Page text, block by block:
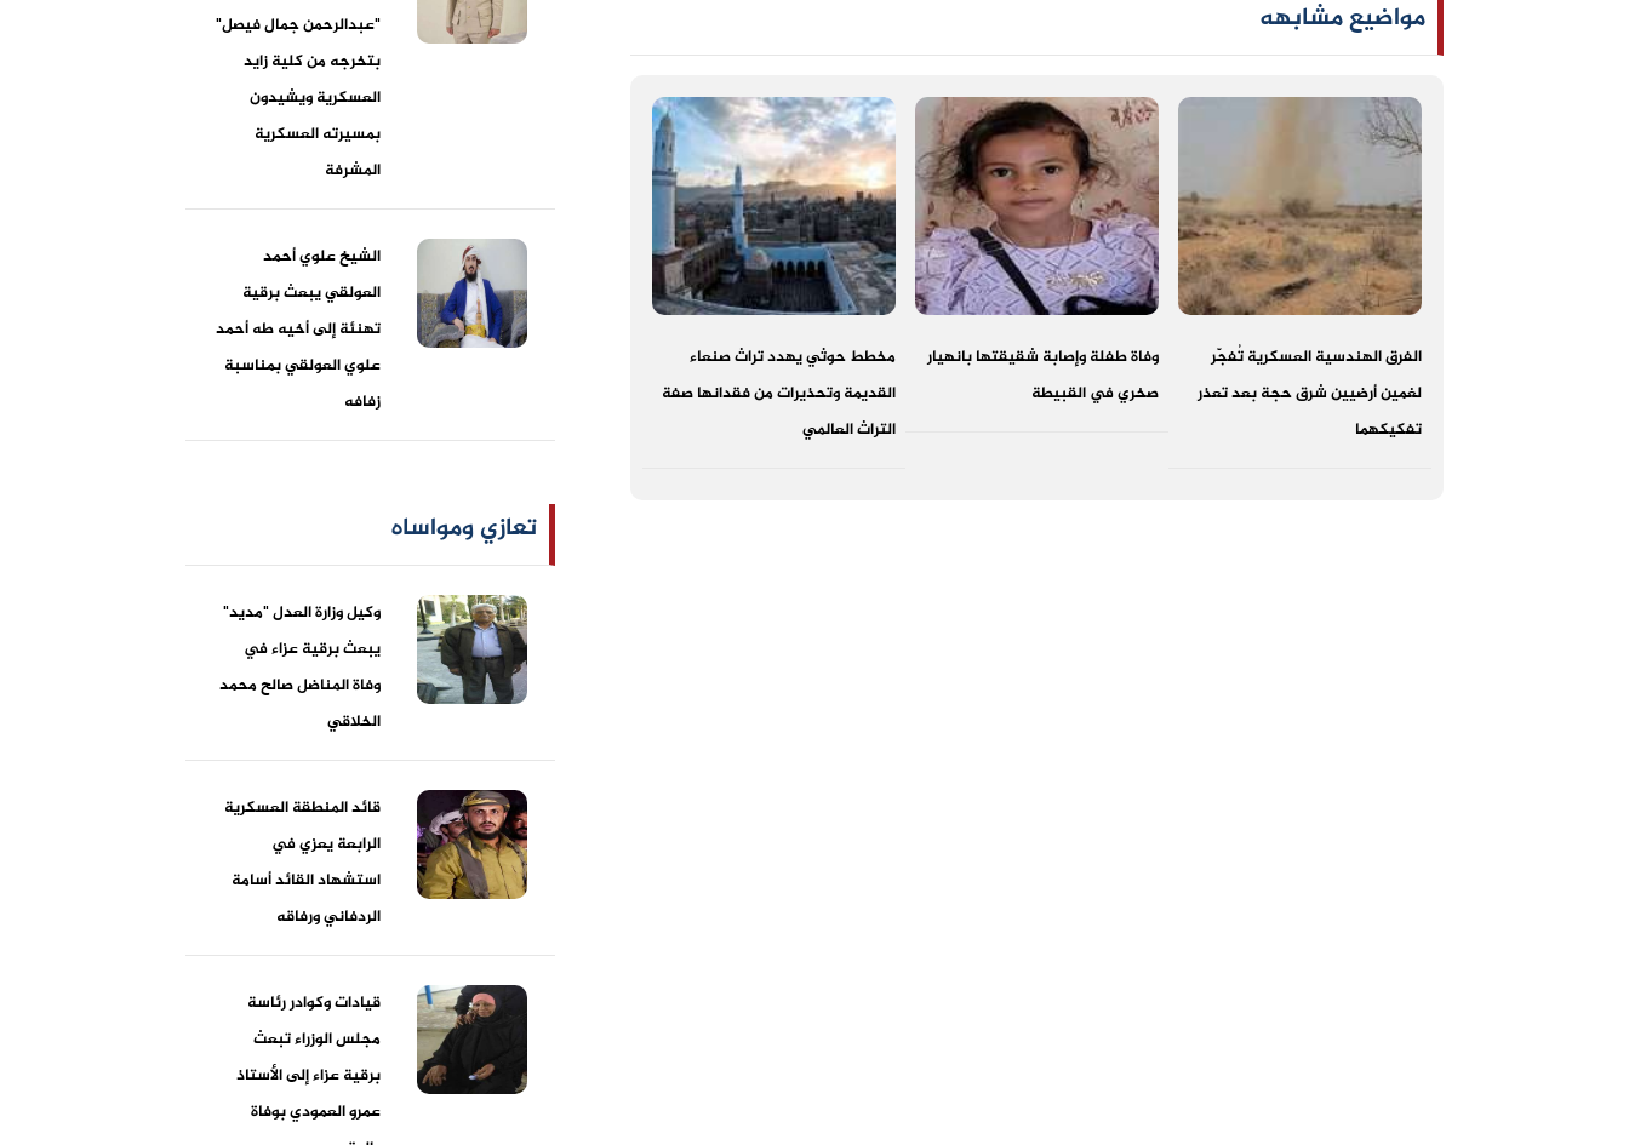
مواضيع مشابهه
الفرق الهندسية العسكرية تُفجّر
لغمين أرضيين شرق حجة بعد تعذر
تفكيكهما
وفاة طفلة وإصابة شقيقتها بانهيار
صخري في القبيطة
مخطط حوثي يهدد تراث صنعاء
القديمة وتحذيرات من فقدانها صفة
التراث العالمي
"عبدالرحمن جمال فيصل"
بتخرجه من كلية زايد
العسكرية ويشيدون
بمسيرته العسكرية
المشرفة
الشيخ علوي أحمد
العولقي يبعث برقية
تهنئة إلى أخيه طه أحمد
علوي العولقي بمناسبة
زفافه
تعازي ومواساه
وكيل وزارة العدل "مديد"
يبعث برقية عزاء في
وفاة المناضل صالح محمد
الخلاقي
قائد المنطقة العسكرية
الرابعة يعزي في
استشهاد القائد أسامة
الردفاني ورفاقه
قيادات وكوادر رئاسة
مجلس الوزراء تبعث
برقية عزاء إلى الأستاذ
عمرو العمودي بوفاة